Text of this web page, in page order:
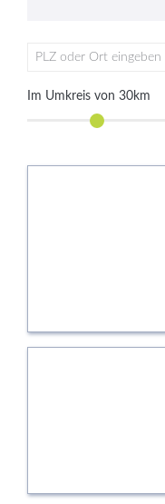
PLZ oder Ort eingeben
Im Umkreis von 30km